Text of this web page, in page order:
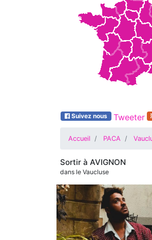
Suivez nous Tweeter
Accueil PACA
Sortir à AVIGNON
dans le Vaucluse